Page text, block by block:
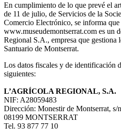
En cumplimiento de lo que prevé el
de 11 de julio, de Servicios de la
Comercio Electrónico, se informa que
www.museudemontserrat.com es un
Regional S.A., empresa que gestiona
Santuario de Montserrat.
Los datos fiscales y de identificación
siguientes:
L’AGRÍCOLA REGIONAL, S.A.
NIF: A28059483
Dirección: Monestir de Montserrat, s/n
08199 MONTSERRAT
Tel. 93 877 77 10